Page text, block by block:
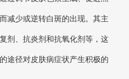
减少或逆转白斑的出现。其主
剂、抗炎剂和抗氧化剂等，这
途径对皮肤病症状产生积极的